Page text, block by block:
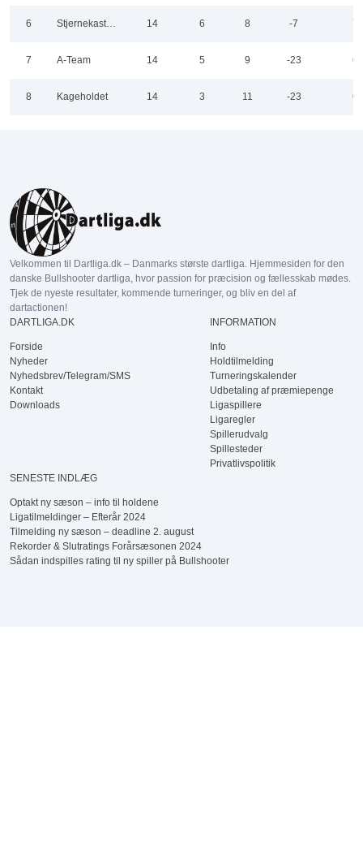
6 Stjernekasterne 14 6 8 -7 74
7 A-Team 14 5 9 -23 66
8 Kageholdet 14 3 11 -23 68
Velkommen til Dartliga.dk – Danmarks største dartliga. Hjemmesiden for den
danske Bullshooter dartliga, hvor passion for præcision og fællesskab mødes.
Tjek de nyeste resultater, kommende turneringer, og bliv en del af
dartactionen!
DARTLIGA.DK
Forside
Nyheder
Nyhedsbrev/Telegram/SMS
Kontakt
Downloads
INFORMATION
Info
Holdtilmelding
Turneringskalender
Udbetaling af præmiepenge
Ligaspillere
Ligaregler
Spillerudvalg
Spillesteder
Privatlivspolitik
SENESTE INDLÆG
Optakt ny sæson – info til holdene
Ligatilmeldinger – Efterår 2024
Tilmelding ny sæson – deadline 2. august
Rekorder & Slutratings Forårsæsonen 2024
Sådan indspilles rating til ny spiller på Bullshooter